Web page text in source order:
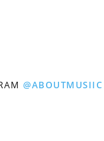
@ABOUTMUSIIC